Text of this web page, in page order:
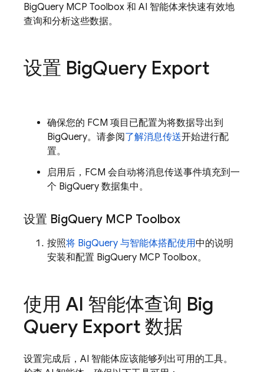
BigQuery MCP Toolbox 和 AI 智能体来快速有效地
查询和分析这些数据。
设置 BigQuery Export
确保您的 FCM 项目已配置为将数据导出到
BigQuery。请参阅了解消息传送开始进行配
置。
启用后， FCM 会自动将消息传送事件填充到一
个 BigQuery 数据集中。
设置 BigQuery MCP Toolbox
按照将 BigQuery 与智能体搭配使用中的说明
安装和配置 BigQuery MCP Toolbox。
使用 AI 智能体查询 Big
Query Export 数据
设置完成后，AI 智能体应该能够列出可用的工具。